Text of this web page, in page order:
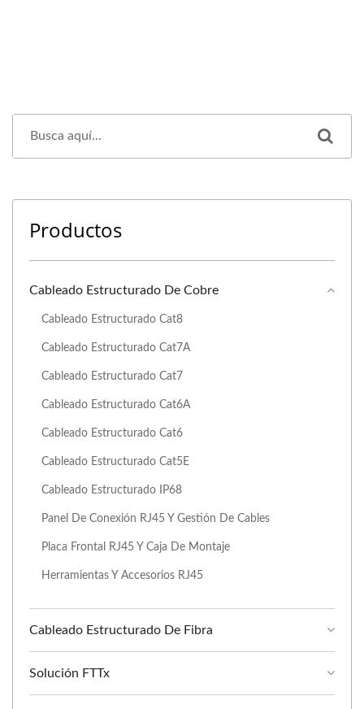
Productos
Cableado Estructurado De Cobre
Cableado Estructurado Cat8
Cableado Estructurado Cat7A
Cableado Estructurado Cat7
Cableado Estructurado Cat6A
Cableado Estructurado Cat6
Cableado Estructurado Cat5E
Cableado Estructurado IP68
Panel De Conexión RJ45 Y Gestión De Cables
Placa Frontal RJ45 Y Caja De Montaje
Herramientas Y Accesorios RJ45
Cableado Estructurado De Fibra
Solución FTTx